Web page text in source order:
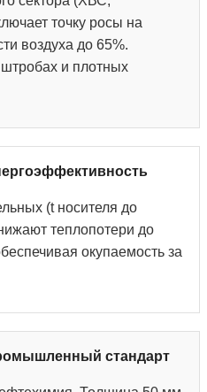
точку росы на
воздуха до 65%.
и плотных
(t носителя до
теплопотери до
окупаемость за
стандарт